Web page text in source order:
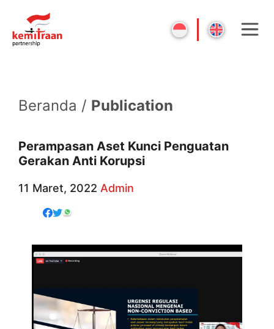
Beranda / Publication
Perampasan Aset Kunci Penguatan
Gerakan Anti Korupsi
11 Maret, 2022 Admin